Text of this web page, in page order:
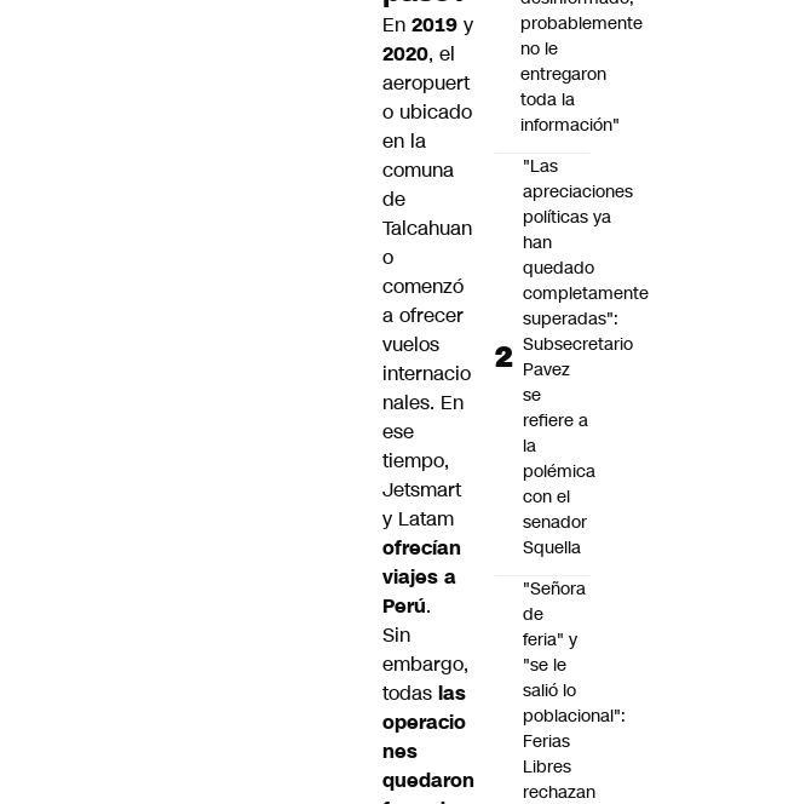
En 2019 y
2020, el
aeropuert
o ubicado
en la
comuna
de
Talcahuan
o
comenzó
a ofrecer
vuelos
internacio
nales. En
ese
tiempo,
Jetsmart
y Latam
ofrecían
viajes a
Perú.
Sin
embargo,
todas las
operacio
nes
quedaron
probablemente
no le
entregaron
toda la
información"
"Las
apreciaciones
políticas ya
han
quedado
completamente
superadas":
Subsecretario
Pavez
se
refiere a
la
polémica
con el
senador
Squella
"Señora
de
feria" y
"se le
salió lo
poblacional":
Ferias
Libres
rechazan